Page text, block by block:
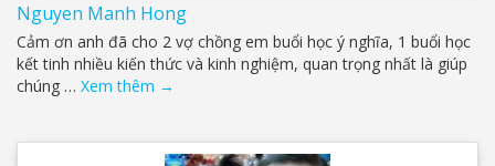
Nguyen Manh Hong
Cảm ơn anh đã cho 2 vợ chồng em buổi học ý nghĩa, 1 buổi học
kết tinh nhiều kiến thức và kinh nghiệm, quan trọng nhất là giúp
chúng … Xem thêm →